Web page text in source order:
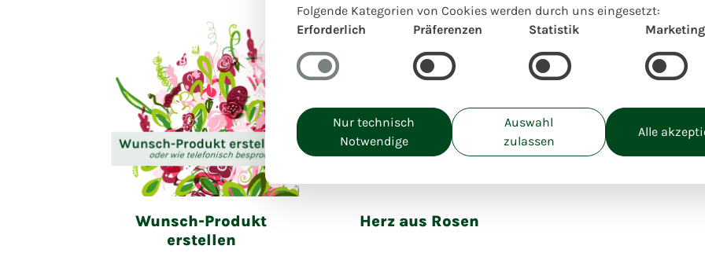
Wunsch-Produkt
erstellen
Herz aus Rosen
Folgende Kategorien von Cookies werden durch uns eingesetzt:
Erforderlich
Präferenzen Statistik Marketing
Nur technisch
Notwendige
Auswahl
zulassen
Alle